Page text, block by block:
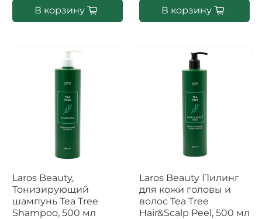
В корзину В корзину
Laros Beauty,
Тонизирующий
шампунь Tea Tree
Shampoo, 500 мл
Laros Beauty Пилинг
для кожи головы и
волос Tea Tree
Hair&Scalp Peel, 500 мл